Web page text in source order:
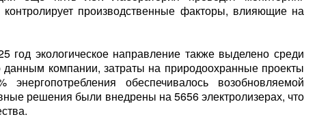
производственные факторы, влияющие на
экологическое направление также выделено среди
данным компании, затраты на природоохранные проекты
обеспечивалось возобновляемой
решения были внедрены на 5656 электролизерах, что